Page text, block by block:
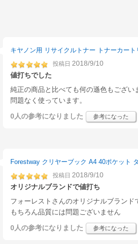
キヤノン用 リサイクルトナー トナーカー
投稿日 2018/9/10
値打ちでした
純正の商品と比べても何の遜色もござい
問題なく使っています。
0人の参考になりました 参考になった
Forestway クリヤーブック A4 40ポケット
投稿日 2018/9/10
オリジナルブランドで値打ち
フォーレストさんのオリジナルブランド
もちろん品質には問題ございません
0人の参考になりました 参考になった